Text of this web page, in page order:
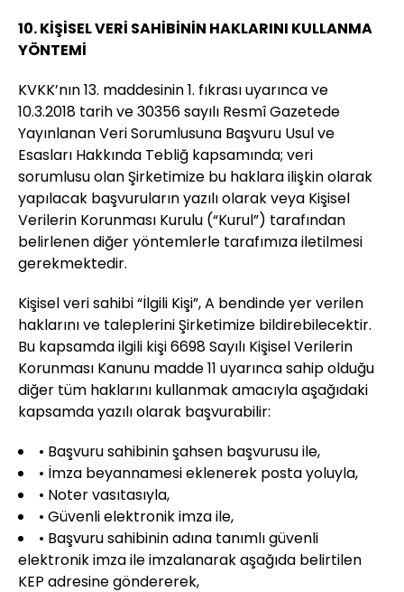
10. KİŞİSEL VERİ SAHİBİNİN HAKLARINI KULLANMA
YÖNTEMİ
KVKK’nın 13. maddesinin 1. fıkrası uyarınca ve
10.3.2018 tarih ve 30356 sayılı Resmî Gazetede
Yayınlanan Veri Sorumlusuna Başvuru Usul ve
Esasları Hakkında Tebliğ kapsamında; veri
sorumlusu olan Şirketimize bu haklara ilişkin olarak
yapılacak başvuruların yazılı olarak veya Kişisel
Verilerin Korunması Kurulu (“Kurul”) tarafından
belirlenen diğer yöntemlerle tarafımıza iletilmesi
gerekmektedir.
Kişisel veri sahibi “İlgili Kişi”, A bendinde yer verilen
haklarını ve taleplerini Şirketimize bildirebilecektir.
Bu kapsamda ilgili kişi 6698 Sayılı Kişisel Verilerin
Korunması Kanunu madde 11 uyarınca sahip olduğu
diğer tüm haklarını kullanmak amacıyla aşağıdaki
kapsamda yazılı olarak başvurabilir:
• Başvuru sahibinin şahsen başvurusu ile,
• İmza beyannamesi eklenerek posta yoluyla,
• Noter vasıtasıyla,
• Güvenli elektronik imza ile,
• Başvuru sahibinin adına tanımlı güvenli
elektronik imza ile imzalanarak aşağıda belirtilen
KEP adresine göndererek,